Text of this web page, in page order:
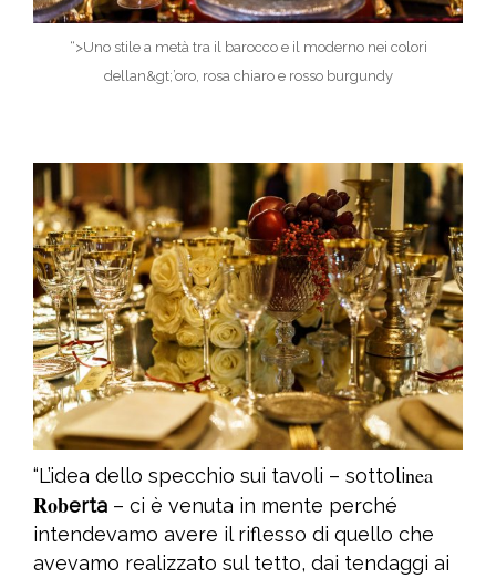
“>Uno stile a metà tra il barocco e il moderno nei colori
dellan&gt;’oro, rosa chiaro e rosso burgundy
“L’idea dello specchio sui tavoli – sottolinea
Roberta – ci è venuta in mente perché
intendevamo avere il riflesso di quello che
avevamo realizzato sul tetto, dai tendaggi ai